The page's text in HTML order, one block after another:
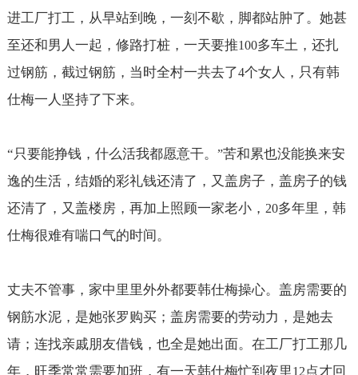
进工厂打工，从早站到晚，一刻不歇，脚都站肿了。她甚
至还和男人一起，修路打桩，一天要推100多车土，还扎
过钢筋，截过钢筋，当时全村一共去了4个女人，只有韩
仕梅一人坚持了下来。
“只要能挣钱，什么活我都愿意干。 ”苦和累也没能换来安
逸的生活，结婚的彩礼钱还清了，又盖房子，盖房子的钱
还清了，又盖楼房，再加上照顾一家老小， 20多年里，韩
仕梅很难有喘口气的时间。
丈夫不管事，家中里里外外都要韩仕梅操心。盖房需要的
钢筋水泥，是她张罗购买；盖房需要的劳动力，是她去
请；连找亲戚朋友借钱，也全是她出面。在工厂打工那几
年，旺季常常需要加班，有一天韩仕梅忙到夜里12点才回